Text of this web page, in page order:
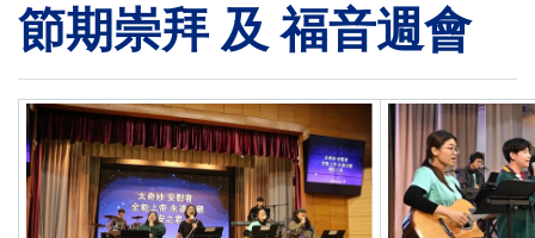
連
結
節期崇拜 及 福音週會